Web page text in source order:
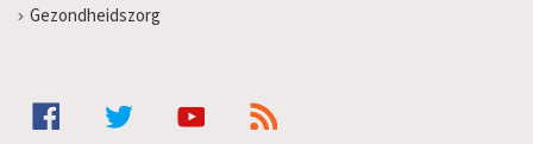
Gezondheidszorg